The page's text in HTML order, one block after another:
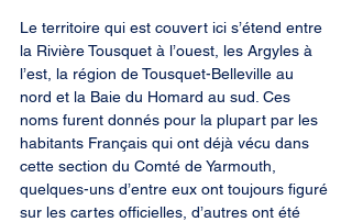
Le territoire qui est couvert ici s’étend entre
la Rivière Tousquet à l’ouest, les Argyles à
l’est, la région de Tousquet-Belleville au
nord et la Baie du Homard au sud. Ces
noms furent donnés pour la plupart par les
habitants Français qui ont déjà vécu dans
cette section du Comté de Yarmouth,
quelques-uns d’entre eux ont toujours figuré
sur les cartes officielles, d’autres ont été